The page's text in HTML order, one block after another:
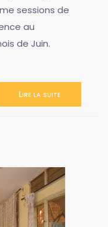
sessions de
au
de Juin.
Lire la suite